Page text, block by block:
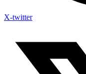
X-twitter